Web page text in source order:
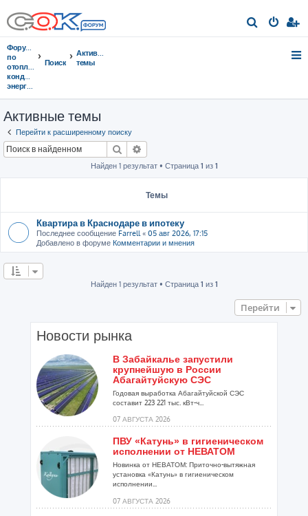
о
Форумы
по
отоплению,
кондиционированию,
энергосбережению
Поиск
Активные
темы
Активные темы
Перейти к расширенному поиску
Поиск
Найден 1 результат • Страница 1 из 1
Темы
Квартира в Краснодаре в ипотеку
Последнее сообщение Farrell « 05 авг 2026, 17:15
Добавлено в форуме Комментарии и мнения
Найден 1 результат • Страница 1 из 1
Перейти
Новости рынка
В Забайкалье запустили
крупнейшую в России
Абагайтуйскую СЭС
Годовая выработка Абагайтуйской СЭС
составит 223 221 тыс. кВт-ч...
07 АВГУСТА 2026
ПВУ «Катунь» в гигиеническом
исполнении от НЕВАТОМ
Новинка от НЕВАТОМ: Приточно-вытяжная
установка «Катунь» в гигиеническом
исполнении...
07 АВГУСТА 2026